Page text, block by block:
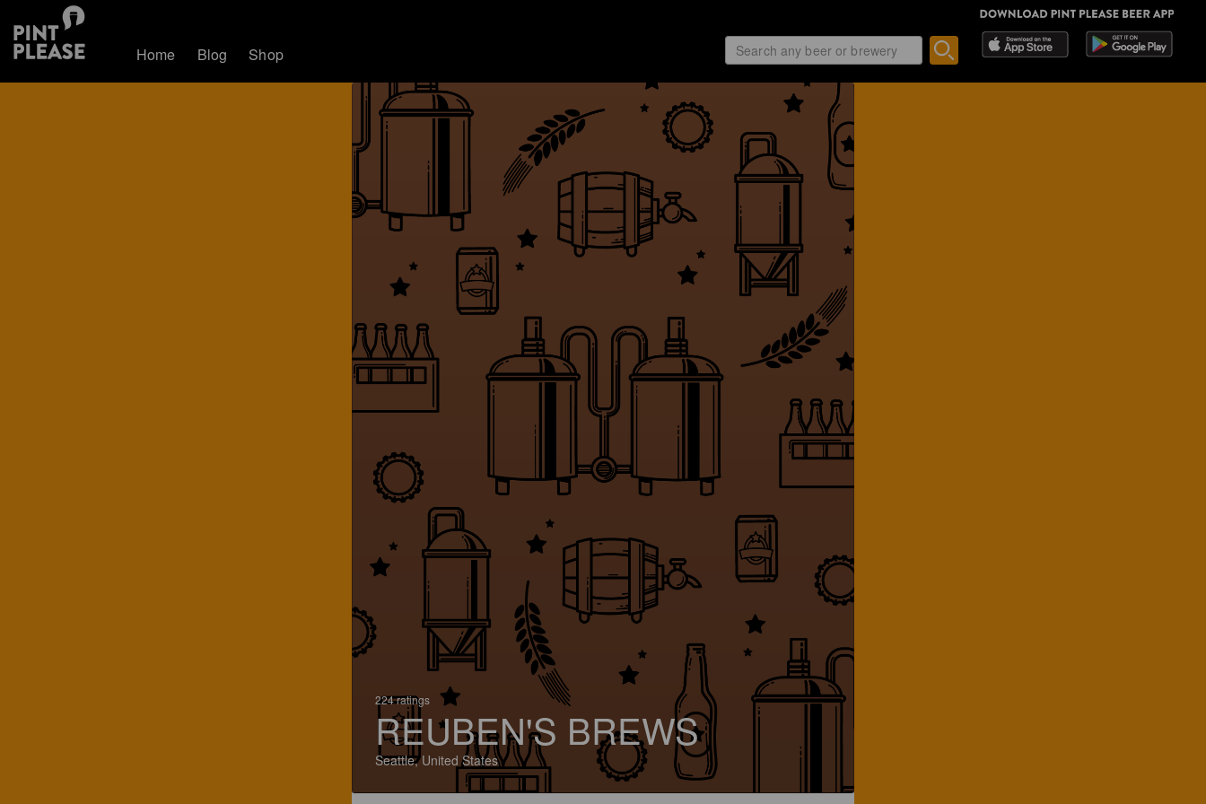
Home Blog Shop
224 ratings
REUBEN'S BREWS
Seattle, United States